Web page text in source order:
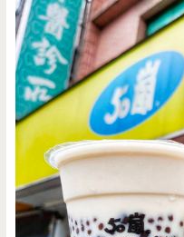
平
價
（已
結
束
營
業）